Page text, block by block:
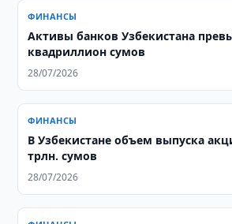
ФИНАНСЫ
Активы банков Узбекистана
квадриллион сумов
28/07/2026
ФИНАНСЫ
​​​​​​​В Узбекистане объем выпуска
трлн. сумов
28/07/2026